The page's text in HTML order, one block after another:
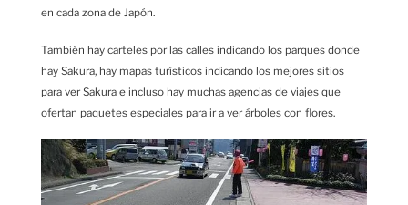
en cada zona de Japón.
También hay carteles por las calles indicando los parques donde
hay Sakura, hay mapas turísticos indicando los mejores sitios
para ver Sakura e incluso hay muchas agencias de viajes que
ofertan paquetes especiales para ir a ver árboles con flores.